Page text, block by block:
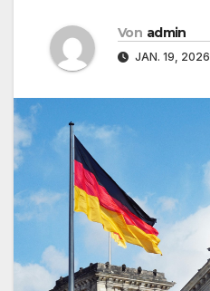
Von admin
JAN. 19, 2026